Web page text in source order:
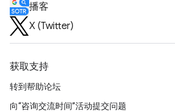
播客
X (Twitter)
获取支持
转到帮助论坛
向“咨询交流时间”活动提交问题